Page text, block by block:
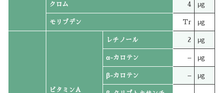
クロム 4 μg
モリブデン Tr μg
ビタミンA
レチノール 2 μg
α-カロテン – μg
β-カロテン – μg